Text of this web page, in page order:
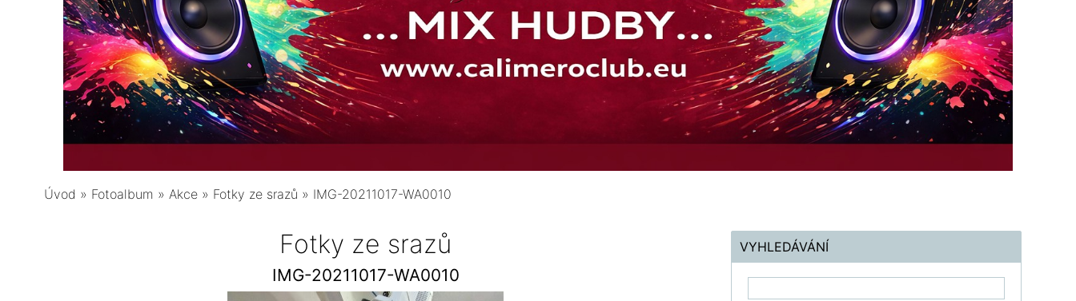
Úvod » Fotoalbum » Akce » Fotky ze srazů » IMG-20211017-WA0010
Fotky ze srazů
IMG-20211017-WA0010
VYHLEDÁVÁNÍ